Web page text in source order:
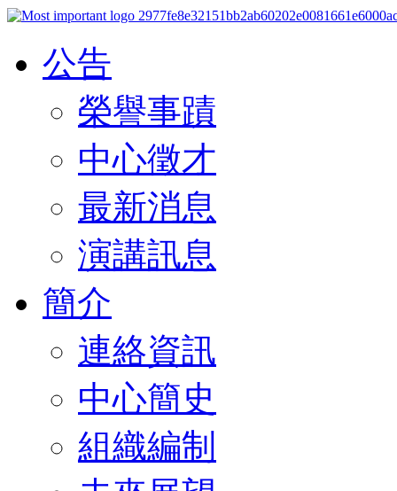
公告
榮譽事蹟
中心徵才
最新消息
演講訊息
簡介
連絡資訊
中心簡史
組織編制